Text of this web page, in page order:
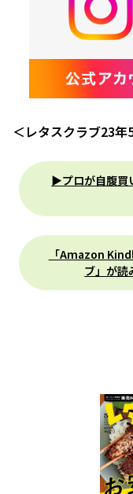
＜レタスクラブ23年
▶プロが自腹買
「Amazon
ブ」が読